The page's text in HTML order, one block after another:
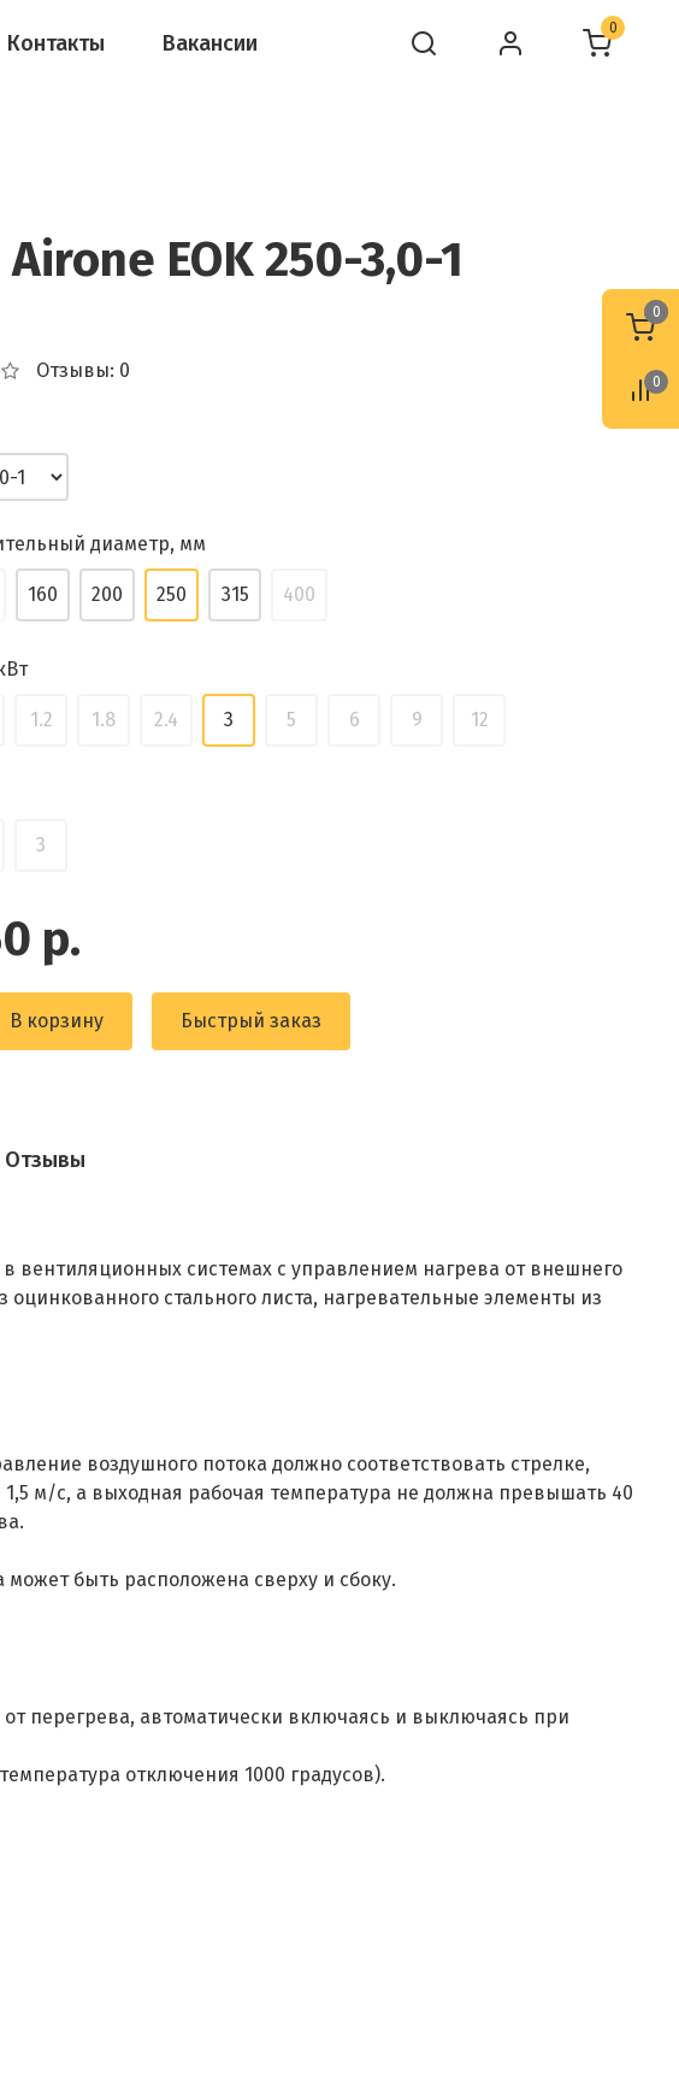
Контакты Вакансии
0
EOK 250-3,0-1
Отзывы: 0
р.
диаметр, мм
160 200 250 315 400
1.2 1.8 2.4 3 5 6 9 12
3
В корзину Быстрый заказ
Отзывы
вентиляционных системах с управлением нагрева от внешнего
стального листа, нагревательные элементы из
воздушного потока должно соответствовать стрелке,
м/с, а выходная рабочая температура не должна превышать 40
быть расположена сверху и сбоку.
перегрева, автоматически включаясь и выключаясь при
отключения 1000 градусов).
0
0
0